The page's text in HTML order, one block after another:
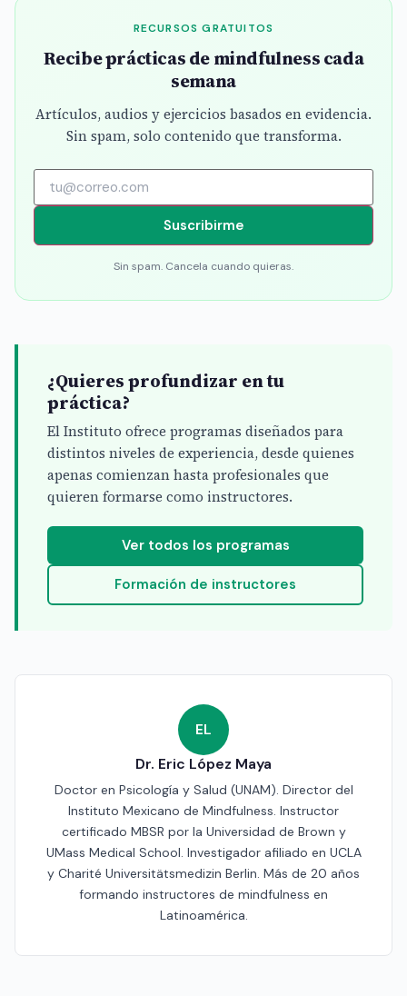
RECURSOS GRATUITOS
Recibe prácticas de mindfulness cada
semana
Artículos, audios y ejercicios basados en evidencia.
Sin spam, solo contenido que transforma.
Suscribirme
Sin spam. Cancela cuando quieras.
¿Quieres profundizar en tu
práctica?
El Instituto ofrece programas diseñados para
distintos niveles de experiencia, desde quienes
apenas comienzan hasta profesionales que
quieren formarse como instructores.
Ver todos los programas
Formación de instructores
EL
Dr. Eric López Maya
Doctor en Psicología y Salud (UNAM). Director del
Instituto Mexicano de Mindfulness. Instructor
certificado MBSR por la Universidad de Brown y
UMass Medical School. Investigador afiliado en UCLA
y Charité Universitätsmedizin Berlin. Más de 20 años
formando instructores de mindfulness en
Latinoamérica.